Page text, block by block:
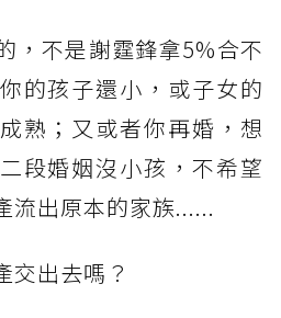
，不是謝霆鋒拿5%合不
的孩子還小，或子女的
熟；又或者你再婚，想
段婚姻沒小孩，不希望
流出原本的家族......
交出去嗎？